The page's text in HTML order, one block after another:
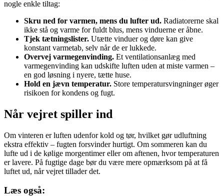
nogle enkle tiltag:
Skru ned for varmen, mens du lufter ud. Radiatorerne skal
ikke stå og varme for fuldt blus, mens vinduerne er åbne.
Tjek tætningslister. Utætte vinduer og døre kan give
konstant varmetab, selv når de er lukkede.
Overvej varmegenvinding. Et ventilationsanlæg med
varmegenvinding kan udskifte luften uden at miste varmen –
en god løsning i nyere, tætte huse.
Hold en jævn temperatur. Store temperatursvingninger øger
risikoen for kondens og fugt.
Når vejret spiller ind
Om vinteren er luften udenfor kold og tør, hvilket gør udluftning
ekstra effektiv – fugten forsvinder hurtigt. Om sommeren kan du
lufte ud i de kølige morgentimer eller om aftenen, hvor temperaturen
er lavere. På fugtige dage bør du være mere opmærksom på at få
luftet ud, når vejret tillader det.
Læs også: